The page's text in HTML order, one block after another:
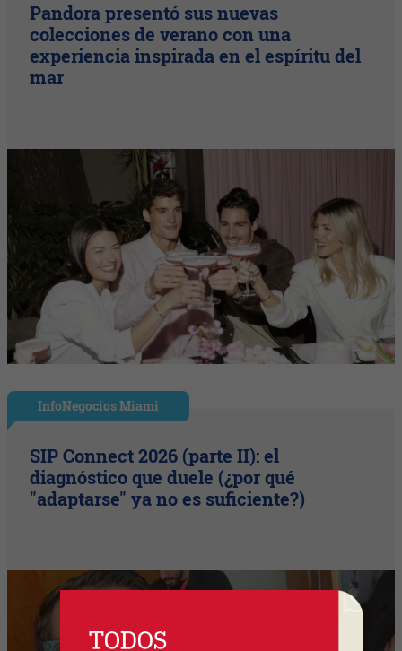
Pandora presentó sus nuevas
colecciones de verano con una
experiencia inspirada en el espíritu del
mar
InfoNegocios Miami
SIP Connect 2026 (parte II): el
diagnóstico que duele (¿por qué
"adaptarse" ya no es suficiente?)